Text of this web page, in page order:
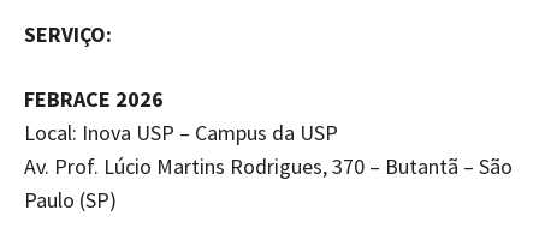
SERVIÇO:
FEBRACE 2026
Local: Inova USP – Campus da USP
Av. Prof. Lúcio Martins Rodrigues, 370 – Butantã – São
Paulo (SP)